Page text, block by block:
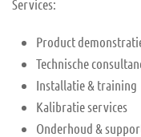
Services:
Product
Technische
Installatie & training
Kalibratie services
Onderhoud &